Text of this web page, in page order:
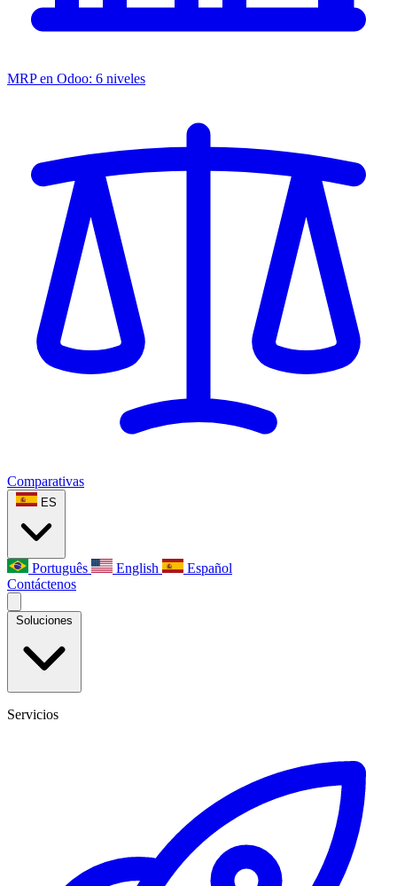
MRP en Odoo: 6 niveles
Comparativas
ES
Português English
Español
Contáctenos
Soluciones
Servicios